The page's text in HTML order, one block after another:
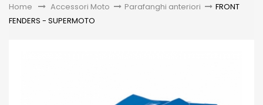
Home &gt;Accessori Moto > Parafanghi anteriori > FRONT
FENDERS - SUPERMOTO